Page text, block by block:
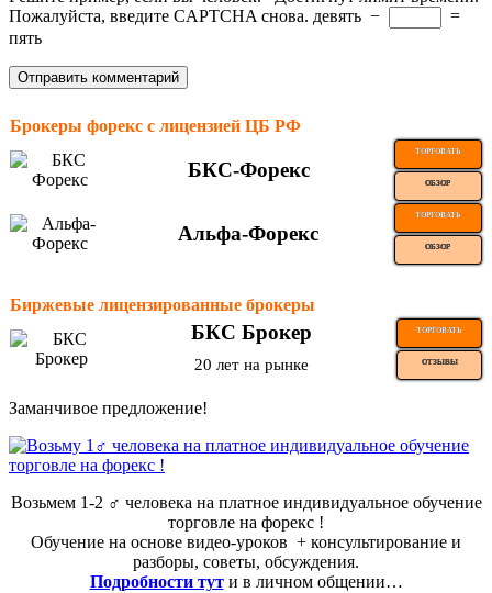
Пожалуйста, введите CAPTCHA снова. девять −
=
пять
Брокеры форекс с лицензией ЦБ РФ
БКС-Форекс
ТОРГОВАТЬ
ОБЗОР
Альфа-Форекс
ТОРГОВАТЬ
ОБЗОР
Биржевые лицензированные брокеры
БКС Брокер ТОРГОВАТЬ
20 лет на рынке ОТЗЫВЫ
Заманчивое предложение!
Возьмем 1-2 ‍♂️ человека на платное индивидуальное обучение
торговле на форекс !
Обучение на основе видео-уроков ️ + консультирование и
разборы, советы, обсуждения.
Подробности тут и в личном общении…